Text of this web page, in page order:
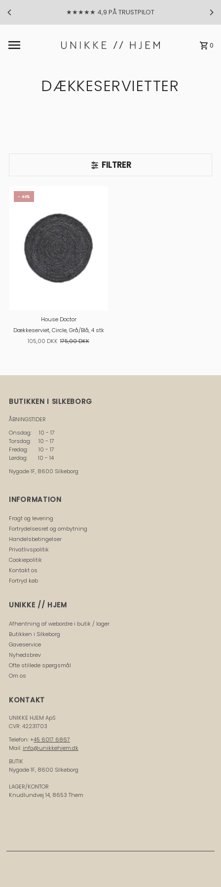
Gå til indhold ★★★★★ 4,9 PÅ TRUSTPILOT
0
DÆKKESERVIETTER
FILTRER
- 40%
House Doctor
Dækkeserviet, Circle, Grå/Blå, 4 stk
105,00 DKK 175,00 DKK
BUTIKKEN I SILKEBORG
ÅBNINGSTIDER
Onsdag: 10 - 17
Torsdag: 10 - 17
Fredag: 10 - 17
Lørdag: 10 - 14
Nygade 1F, 8600 Silkeborg
INFORMATION
Fragt og levering
Fortrydelsesret og ombytning
Handelsbetingelser
Privatlivspolitik
Cookiepolitik
Kontakt os
Fortryd køb
UNIKKE // HJEM
Afhentning af webordre i butik / lager
Butikken i Silkeborg
Gaveservice
Nyhedsbrev
Ofte stillede spørgsmål
Om os
KONTAKT
UNIKKE HJEM ApS
CVR: 42231703
Telefon: +45 6017 6867
Mail: info@unikkehjem.dk
BUTIK
Nygade 1F, 8600 Silkeborg
LAGER/KONTOR
Knudlundvej 14, 8653 Them